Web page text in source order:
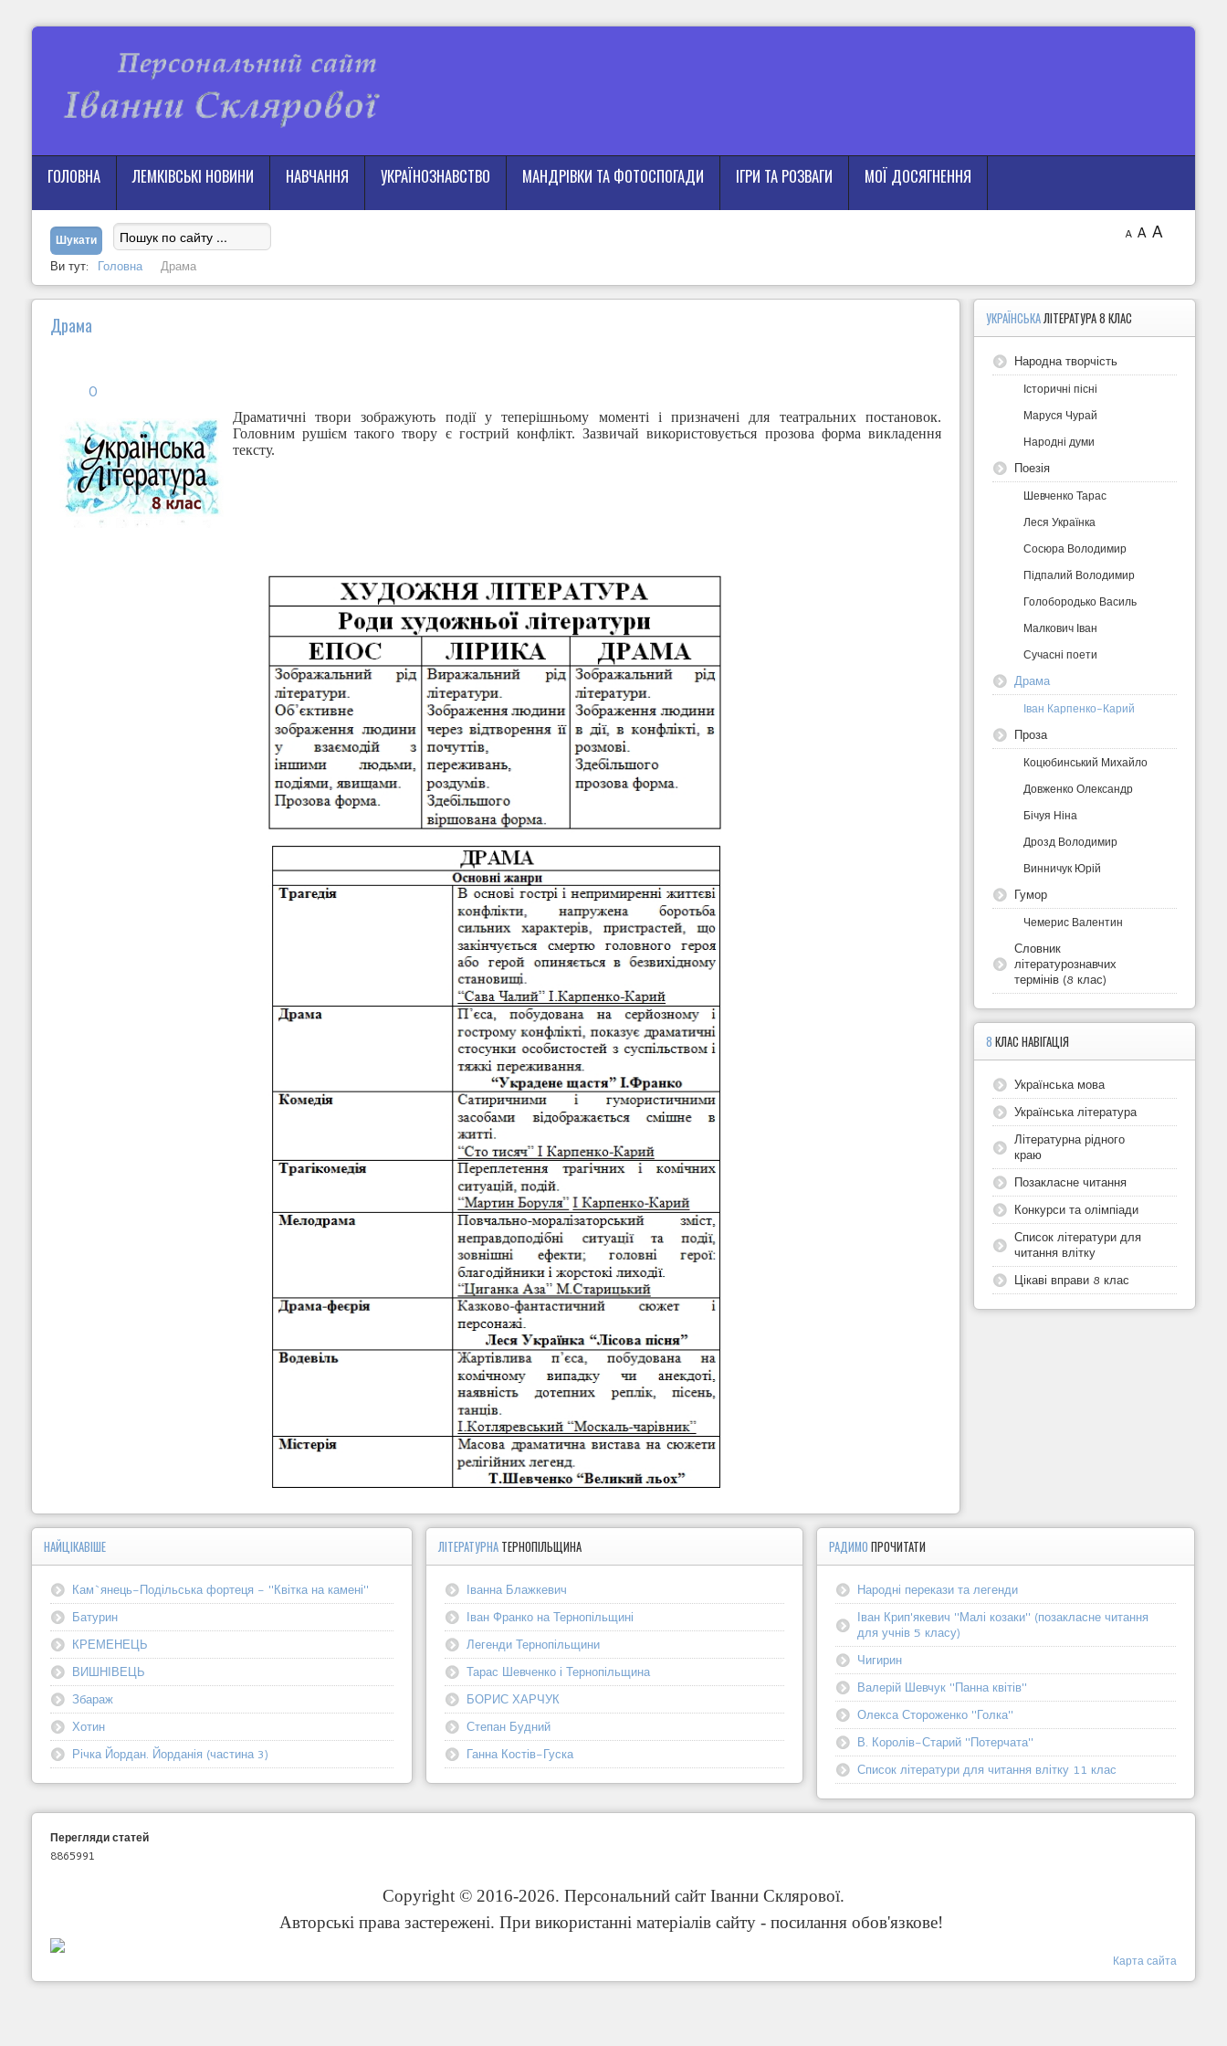
ГОЛОВНА ЛЕМКІВСЬКІ НОВИНИ НАВЧАННЯ УКРАЇНОЗНАВСТВО МАНДРІВКИ ТА ФОТОСПОГАДИ ІГРИ ТА РОЗВАГИ МОЇ ДОСЯГНЕННЯ
Ви тут: Головна Драма
A A A
Драма
0
Драматичні твори зображують події у теперішньому моменті і призначені для театральних постановок.
Головним рушієм такого твору є гострий конфлікт. Зазвичай використовується прозова форма викладення
тексту.
УКРАЇНСЬКАЛІТЕРАТУРА 8 КЛАС
Народна творчість
Історичні пісні
Маруся Чурай
Народні думи
Поезія
Шевченко Тарас
Леся Українка
Сосюра Володимир
Підпалий Володимир
Голобородько Василь
Малкович Іван
Сучасні поети
Драма
Іван Карпенко-Карий
Проза
Коцюбинський Михайло
Довженко Олександр
Бічуя Ніна
Дрозд Володимир
Винничук Юрій
Гумор
Чемерис Валентин
Словник
літературознавчих
термінів (8 клас)
8КЛАС НАВІГАЦІЯ
Українська мова
Українська література
Літературна рідного
краю
Позакласне читання
Конкурси та олімпіади
Список літератури для
читання влітку
Цікаві вправи 8 клас
НАЙЦІКАВІШЕ
Кам`янець-Подільська фортеця - "Квітка на камені"
Батурин
КРЕМЕНЕЦЬ
ВИШНІВЕЦЬ
Збараж
Хотин
Річка Йордан. Йорданія (частина 3)
ЛІТЕРАТУРНА ТЕРНОПІЛЬЩИНА
Іванна Блажкевич
Іван Франко на Тернопільщині
Легенди Тернопільщини
Тарас Шевченко і Тернопільщина
БОРИС ХАРЧУК
Степан Будний
Ганна Костів-Гуска
РАДИМОПРОЧИТАТИ
Народні перекази та легенди
Іван Крип'якевич "Малі козаки" (позакласне читання
для учнів 5 класу)
Чигирин
Валерій Шевчук "Панна квітів"
Олекса Стороженко "Голка"
В. Королів-Старий "Потерчата"
Список літератури для читання влітку 11 клас
Перегляди статей
8865991
Copyright © 2016-2026. Персональний сайт Іванни Склярової.
Авторські права застережені. При використанні матеріалів сайту - посилання обов'язкове!
Карта сайта